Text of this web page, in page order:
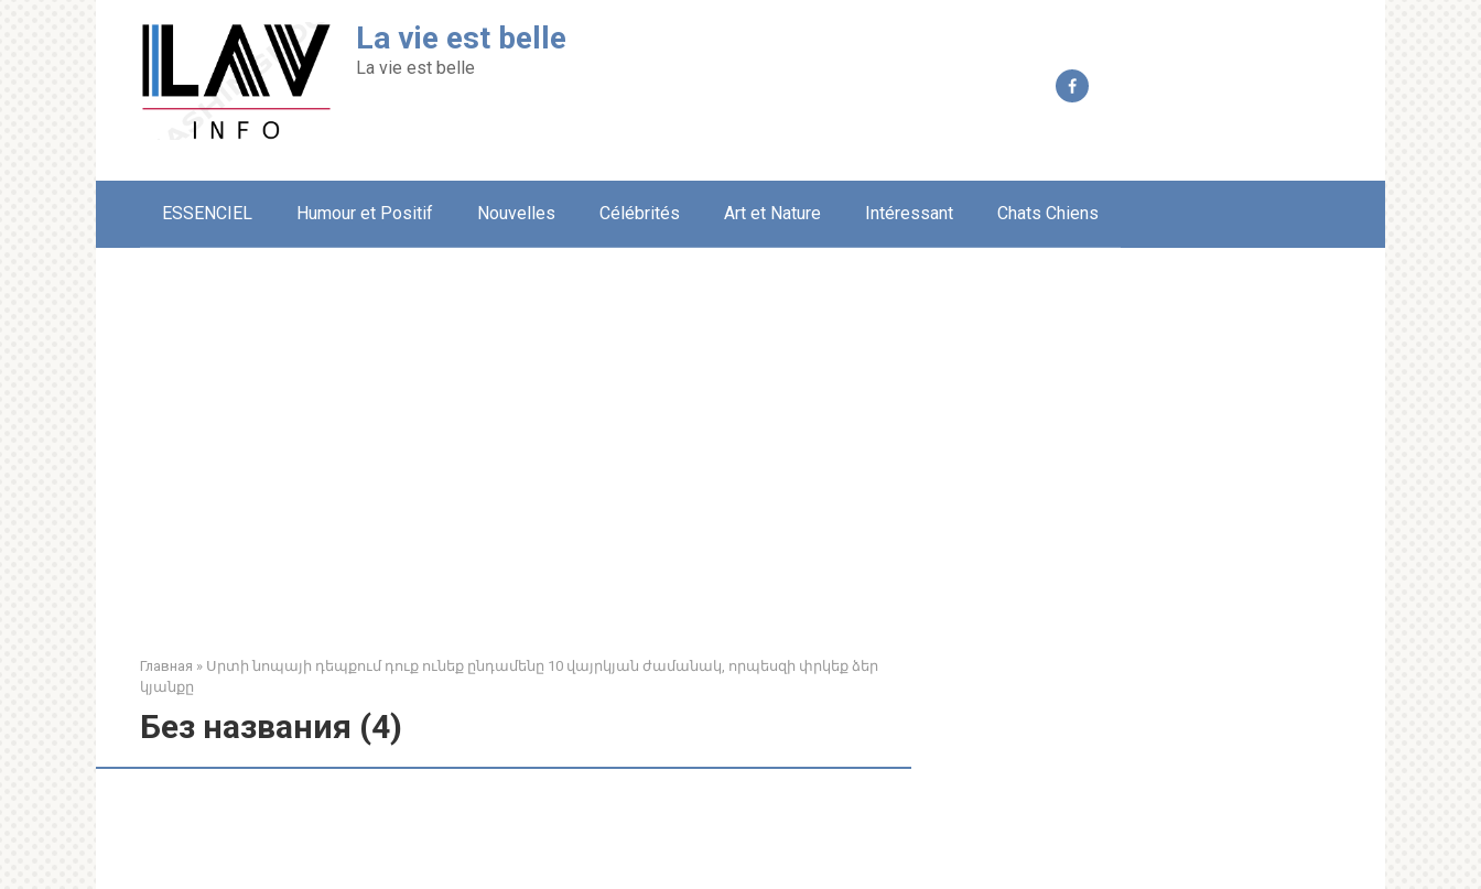
La vie est belle
La vie est belle
ESSENCIEL Humour et Positif Nouvelles Célébrités Art et Nature Intéressant Chats Chiens
Главная » Սրտի նոպայի դեպքում դուք ունեք ընդամենը 10 վայրկյան ժամանակ, որպեսզի փրկեք ձեր
կյանքը
Без названия (4)